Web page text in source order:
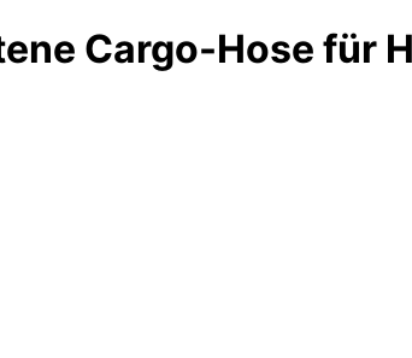
Cargo-Hose für